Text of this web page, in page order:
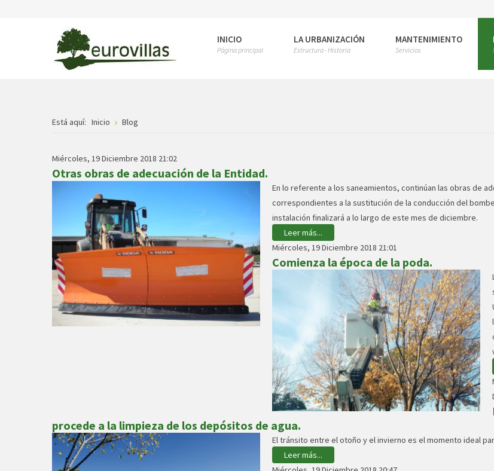
INICIO
Página principal
LA URBANIZACIÓN
Estructura - Historia
MANTENIMIENTO
Servicios
Está aquí: Inicio Blog
Miércoles, 19 Diciembre 2018 21:02
Otras obras de adecuación de la Entidad.
En lo referente a los saneamientos, continúan las obras de
correspondientes a la sustitución de la conducción del
instalación finalizará a lo largo de este mes de diciembre.
Leer más...
Miércoles, 19 Diciembre 2018 21:01
Comienza la época de la poda.
procede a la limpieza de los depósitos de agua.
El tránsito entre el otoño y el invierno es el momento ideal
Leer más...